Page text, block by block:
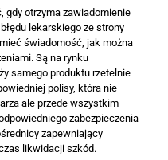
gdy otrzyma zawiadomienie
lekarskiego ze strony
świadomość, jak można
Są na rynku
samego produktu rzetelnie
polisy, która nie
ale przede wszystkim
zabezpieczenia
zapewniający
likwidacji szkód.